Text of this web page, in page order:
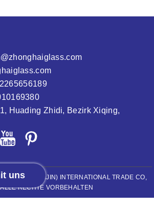
uns
Huading Zhidi, Bezirk Xiqing,
(TIANJIN) INTERNATIONAL TRADE CO,
RECHTE VORBEHALTEN